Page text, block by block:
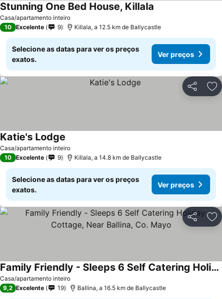
Casa/apartamento inteiro
Stunning One Bed House, Killala
10 Excelente 9 Killala, a 12.5 km de Ballycastle
Selecione as datas para ver os preços
exatos.
Ver preços
Partilhar
Casa/apartamento inteiro
Katie's Lodge
10 Excelente 9 Killala, a 14.8 km de Ballycastle
Selecione as datas para ver os preços
exatos.
Ver preços
Partilhar
Casa/apartamento inteiro
Family Friendly - Sleeps 6 Self Catering Holiday Cottage, Near Ballina, Co. Mayo
Ver preços
9,2 Excelente 19 Ballina, a 16.5 km de Ballycastle